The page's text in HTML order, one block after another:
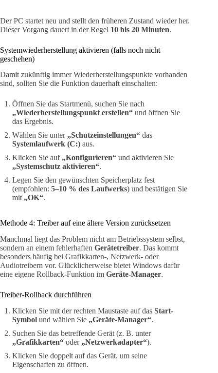
Der PC startet neu und stellt den früheren Zustand wieder her.
Dieser Vorgang dauert in der Regel 10 bis 20 Minuten.
Systemwiederherstellung aktivieren (falls noch nicht
geschehen)
Damit zukünftig immer Wiederherstellungspunkte vorhanden
sind, sollten Sie die Funktion dauerhaft einschalten:
Öffnen Sie das Startmenü, suchen Sie nach
„Wiederherstellungspunkt erstellen“ und öffnen Sie
das Ergebnis.
Wählen Sie unter „Schutzeinstellungen“ das
Systemlaufwerk (C:) aus.
Klicken Sie auf „Konfigurieren“ und aktivieren Sie
„Systemschutz aktivieren“.
Legen Sie den gewünschten Speicherplatz fest
(empfohlen: 5–10 % des Laufwerks) und bestätigen Sie
mit „OK“.
Methode 4: Treiber auf eine ältere Version zurücksetzen
Manchmal liegt das Problem nicht am Betriebssystem selbst,
sondern an einem fehlerhaften Gerätetreiber. Das kommt
besonders häufig bei Grafikkarten-, Netzwerk- oder
Audiotreibern vor. Glücklicherweise bietet Windows dafür
eine eigene Rollback-Funktion im Geräte-Manager.
Treiber-Rollback durchführen
Klicken Sie mit der rechten Maustaste auf das Start-
Symbol und wählen Sie „Geräte-Manager“.
Suchen Sie das betreffende Gerät (z. B. unter
„Grafikkarten“ oder „Netzwerkadapter“).
Klicken Sie doppelt auf das Gerät, um seine
Eigenschaften zu öffnen.